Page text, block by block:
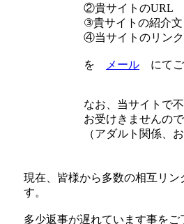
②貴サイトのURL
③貴サイトの紹介文
④当サイトのリン
を メール にてご
なお、当サイトで
お受けきませんの
（アダルト関係、
現在、皆様から多数の相互リ
す。
多少返事が遅れています事をご